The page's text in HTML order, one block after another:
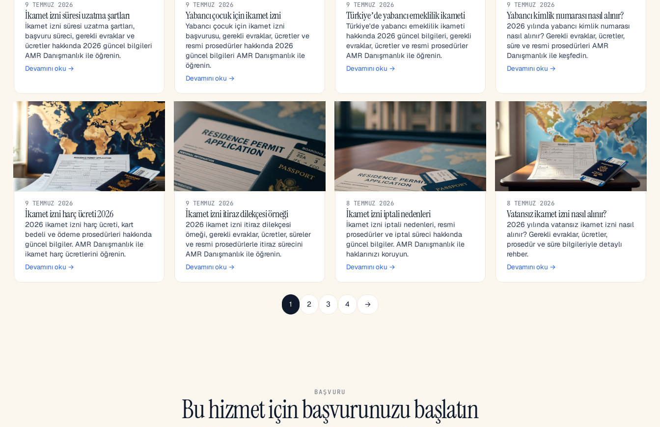
9 TEMMUZ 2026
İkamet izni süresi uzatma şartları
İkamet izni süresi uzatma şartları,
başvuru süreci, gerekli evraklar ve
ücretler hakkında 2026 güncel bilgileri
AMR Danışmanlık ile öğrenin.
Devamını oku →
9 TEMMUZ 2026
Yabancı çocuk için ikamet izni
Yabancı çocuk için ikamet izni
başvurusu, gerekli evraklar, ücretler ve
resmi prosedürler hakkında 2026
güncel bilgileri AMR Danışmanlık ile
öğrenin.
Devamını oku →
9 TEMMUZ 2026
Türkiye’de yabancı emeklilik ikameti
Türkiye'de yabancı emeklilik ikameti
hakkında 2026 güncel bilgileri, gerekli
evraklar, ücretler ve resmi prosedürler
AMR Danışmanlık ile öğrenin.
Devamını oku →
9 TEMMUZ 2026
Yabancı kimlik numarası nasıl alınır?
2026 yılında yabancı kimlik numarası
nasıl alınır? Gerekli evraklar, ücretler,
süre ve resmi prosedürleri AMR
Danışmanlık ile keşfedin.
Devamını oku →
9 TEMMUZ 2026
İkamet izni harç ücreti 2026
2026 ikamet izni harç ücreti, kart
bedeli ve ödeme prosedürleri hakkında
güncel bilgiler. AMR Danışmanlık ile
ikamet harç ücretlerini öğrenin.
Devamını oku →
9 TEMMUZ 2026
İkamet izni itiraz dilekçesi örneği
2026 ikamet izni itiraz dilekçesi
örneği, gerekli evraklar, ücretler, süreler
ve resmi prosedürlerle itiraz sürecini
AMR Danışmanlık ile öğrenin.
Devamını oku →
8 TEMMUZ 2026
İkamet izni iptali nedenleri
İkamet izni iptali nedenleri, resmi
prosedürler ve iptal süreci hakkında
güncel bilgiler. AMR Danışmanlık ile
haklarınızı koruyun.
Devamını oku →
8 TEMMUZ 2026
Vatansız ikamet izni nasıl alınır?
2026 yılında vatansız ikamet izni nasıl
alınır? Gerekli evraklar, ücretler,
prosedür ve süre bilgileriyle detaylı
rehber.
Devamını oku →
1 2 3 4 →
BAŞVURU
Bu hizmet için başvurunuzu başlatın